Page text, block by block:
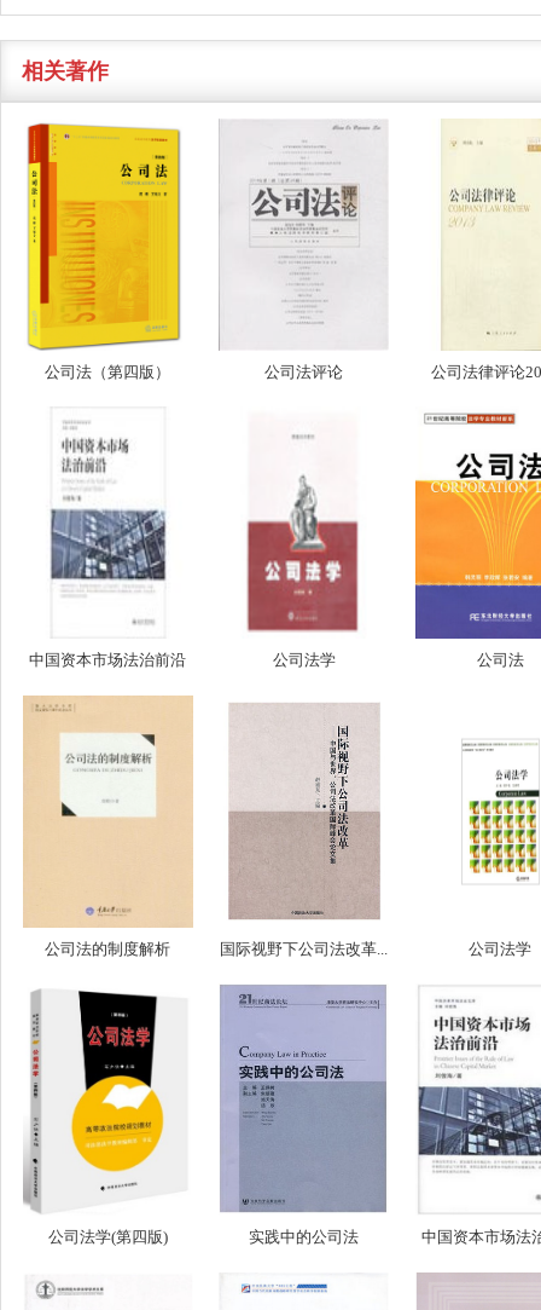
相关著作
公司法（第四版） 公司法评论 公司法律评论
中国资本市场法治前沿 公司法学 公司法
公司法的制度解析 国际视野下公司法改革... 公司法学
公司法学(第四版) 实践中的公司法 中国资本市场法